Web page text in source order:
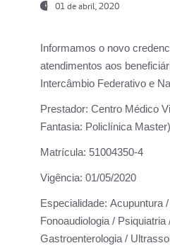
01 de abril, 2020
Informamos o novo
atendimentos aos
Intercâmbio Federativo e
Prestador: Centro Médico
Fantasia: Policlínica Master)
Matrícula: 51004350-4
Vigência: 01/05/2020
Especialidade: Acupuntura
Fonoaudiologia /
Gastroenterologia /